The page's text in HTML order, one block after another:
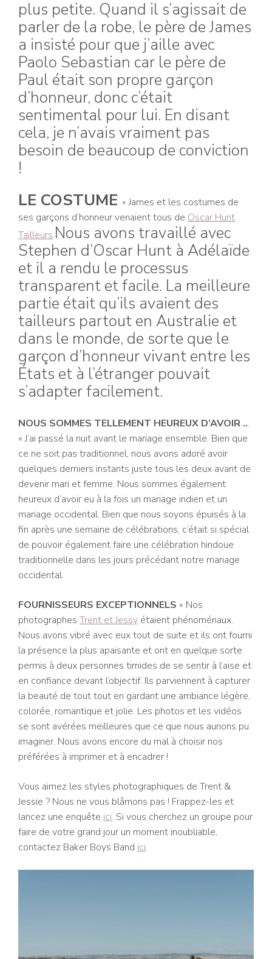
plus petite. Quand il s’agissait de
parler de la robe, le père de James
a insisté pour que j’aille avec
Paolo Sebastian car le père de
Paul était son propre garçon
d’honneur, donc c’était
sentimental pour lui. En disant
cela, je n’avais vraiment pas
besoin de beaucoup de conviction
!
LE COSTUME « James et les costumes de
ses garçons d’honneur venaient tous de Oscar Hunt
Tailleurs.Nous avons travaillé avec
Stephen d’Oscar Hunt à Adélaïde
et il a rendu le processus
transparent et facile. La meilleure
partie était qu’ils avaient des
tailleurs partout en Australie et
dans le monde, de sorte que le
garçon d’honneur vivant entre les
États et à l’étranger pouvait
s’adapter facilement.
NOUS SOMMES TELLEMENT HEUREUX D’AVOIR ...
« J’ai passé la nuit avant le mariage ensemble. Bien que
ce ne soit pas traditionnel, nous avons adoré avoir
quelques derniers instants juste tous les deux avant de
devenir mari et femme. Nous sommes également
heureux d’avoir eu à la fois un mariage indien et un
mariage occidental. Bien que nous soyons épuisés à la
fin après une semaine de célébrations, c’était si spécial
de pouvoir également faire une célébration hindoue
traditionnelle dans les jours précédant notre mariage
occidental.
FOURNISSEURS EXCEPTIONNELS « Nos
photographes Trent et Jessy étaient phénoménaux.
Nous avons vibré avec eux tout de suite et ils ont fourni
la présence la plus apaisante et ont en quelque sorte
permis à deux personnes timides de se sentir à l’aise et
en confiance devant l’objectif. Ils parviennent à capturer
la beauté de tout tout en gardant une ambiance légère,
colorée, romantique et jolie. Les photos et les vidéos
se sont avérées meilleures que ce que nous aurions pu
imaginer. Nous avons encore du mal à choisir nos
préférées à imprimer et à encadrer !
Vous aimez les styles photographiques de Trent &
Jessie ? Nous ne vous blâmons pas ! Frappez-les et
lancez une enquête ici. Si vous cherchez un groupe pour
faire de votre grand jour un moment inoubliable,
contactez Baker Boys Band ici.